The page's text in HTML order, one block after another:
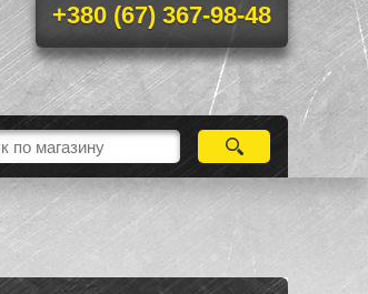
+380 (67) 367-98-48